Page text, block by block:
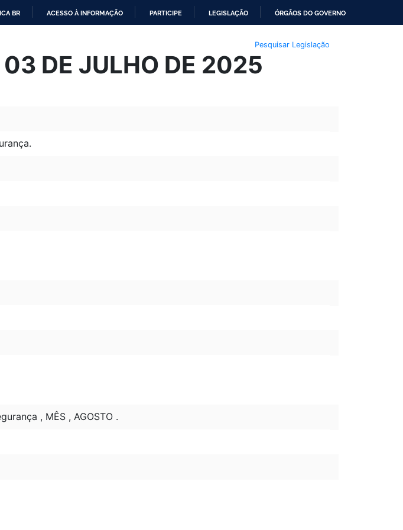
O
CONTEÚDO
BR ACESSO À INFORMAÇÃO PARTICIPE LEGISLAÇÃO ÓRGÃOS DO GOVERNO
Pesquisar Legislação
03 DE JULHO DE 2025
, MÊS , AGOSTO .